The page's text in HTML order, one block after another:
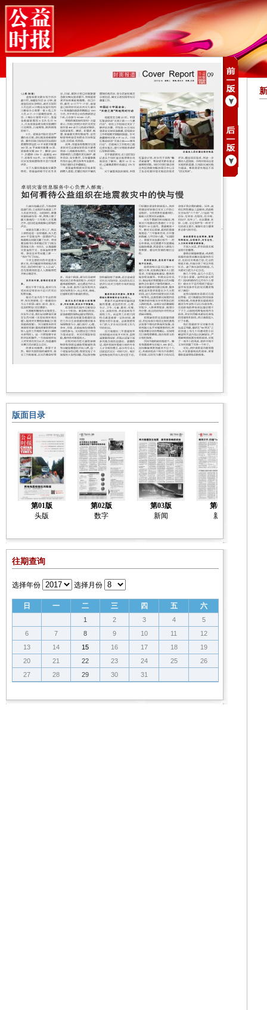
版面目录
第01版
头版
第02版
数字
第03版
新闻
第04版
新闻
往期查询
选择年份 选择月份
日 一 二 三 四 五 六
1 2 3 4
5
6
7 8 9 10 11
12
13
14 15 16 17 18
19
20
21 22 23 24 25
26
27
28 29 30 31